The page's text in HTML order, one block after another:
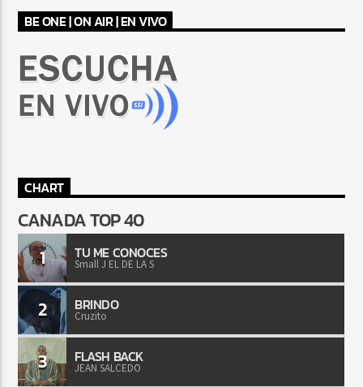
BE ONE | ON AIR | EN VIVO
CHART
CANADA TOP 40
1 TU ME CONOCES
Small J EL DE LA S
2 BRINDO
Cruzito
3 FLASH BACK
JEAN SALCEDO